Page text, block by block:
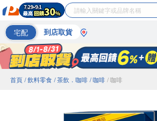
宅配 到店取貨
首頁 / 飲料零食 / 茶飲．咖啡 / 咖啡 / 咖啡